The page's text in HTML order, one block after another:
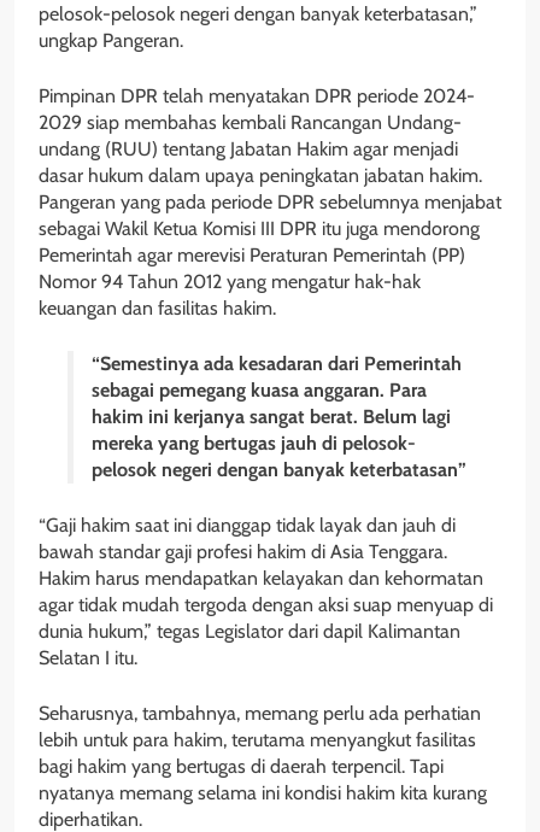
pelosok-pelosok negeri dengan banyak keterbatasan,”
ungkap Pangeran.
Pimpinan DPR telah menyatakan DPR periode 2024-
2029 siap membahas kembali Rancangan Undang-
undang (RUU) tentang Jabatan Hakim agar menjadi
dasar hukum dalam upaya peningkatan jabatan hakim.
Pangeran yang pada periode DPR sebelumnya menjabat
sebagai Wakil Ketua Komisi III DPR itu juga mendorong
Pemerintah agar merevisi Peraturan Pemerintah (PP)
Nomor 94 Tahun 2012 yang mengatur hak-hak
keuangan dan fasilitas hakim.
“Semestinya ada kesadaran dari Pemerintah
sebagai pemegang kuasa anggaran. Para
hakim ini kerjanya sangat berat. Belum lagi
mereka yang bertugas jauh di pelosok-
pelosok negeri dengan banyak keterbatasan”
“Gaji hakim saat ini dianggap tidak layak dan jauh di
bawah standar gaji profesi hakim di Asia Tenggara.
Hakim harus mendapatkan kelayakan dan kehormatan
agar tidak mudah tergoda dengan aksi suap menyuap di
dunia hukum,” tegas Legislator dari dapil Kalimantan
Selatan I itu.
Seharusnya, tambahnya, memang perlu ada perhatian
lebih untuk para hakim, terutama menyangkut fasilitas
bagi hakim yang bertugas di daerah terpencil. Tapi
nyatanya memang selama ini kondisi hakim kita kurang
diperhatikan.